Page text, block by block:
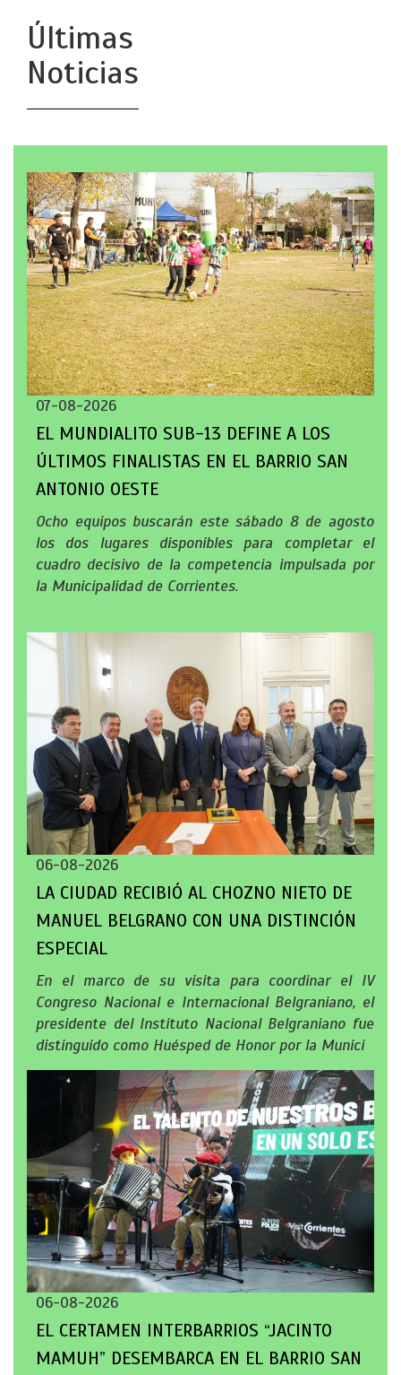
Últimas
Noticias
07-08-2026
EL MUNDIALITO SUB-13 DEFINE A LOS
ÚLTIMOS FINALISTAS EN EL BARRIO SAN
ANTONIO OESTE
Ocho equipos buscarán este sábado 8 de agosto
los dos lugares disponibles para completar el
cuadro decisivo de la competencia impulsada por
la Municipalidad de Corrientes.
06-08-2026
LA CIUDAD RECIBIÓ AL CHOZNO NIETO DE
MANUEL BELGRANO CON UNA DISTINCIÓN
ESPECIAL
En el marco de su visita para coordinar el IV
Congreso Nacional e Internacional Belgraniano, el
presidente del Instituto Nacional Belgraniano fue
distinguido como Huésped de Honor por la Munici
06-08-2026
EL CERTAMEN INTERBARRIOS “JACINTO
MAMUH” DESEMBARCA EN EL BARRIO SAN